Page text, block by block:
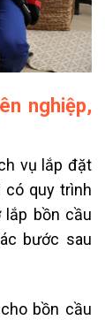
nghiệp,
vụ lắp đặt
có quy trình
lắp bồn cầu
bước sau
bồn cầu